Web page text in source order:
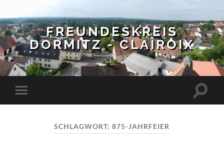
FREUNDESKREIS
DORMITZ - CLAIROIX
Mobile-
Menü
SCHLAGWORT:875-JAHRFEIER